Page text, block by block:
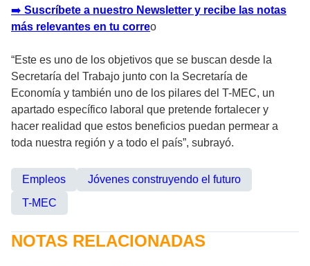
➡️ Suscríbete a nuestro Newsletter y recibe las notas
más relevantes en tu correo
“Este es uno de los objetivos que se buscan desde la
Secretaría del Trabajo junto con la Secretaría de
Economía y también uno de los pilares del T-MEC, un
apartado específico laboral que pretende fortalecer y
hacer realidad que estos beneficios puedan permear a
toda nuestra región y a todo el país”, subrayó.
Empleos
Jóvenes construyendo el futuro
T-MEC
NOTAS RELACIONADAS